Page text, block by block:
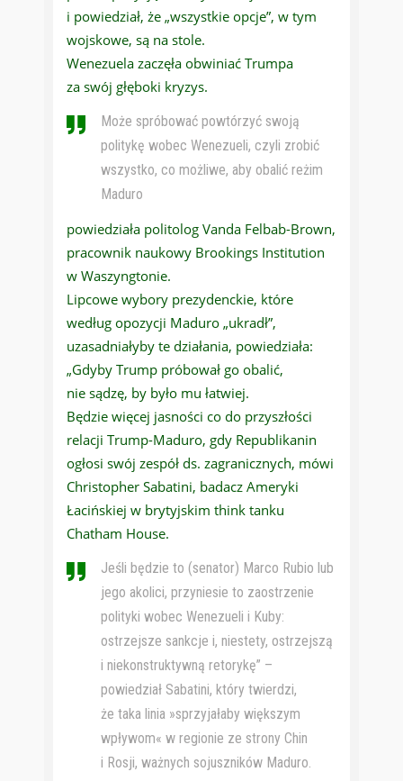
i powiedział, że „wszystkie opcje”, w tym
wojskowe, są na stole.
Wenezuela zaczęła obwiniać Trumpa
za swój głęboki kryzys.
Może spróbować powtórzyć swoją
politykę wobec Wenezueli, czyli zrobić
wszystko, co możliwe, aby obalić reżim
Maduro
powiedziała politolog Vanda Felbab-Brown,
pracownik naukowy Brookings Institution
w Waszyngtonie.
Lipcowe wybory prezydenckie, które
według opozycji Maduro „ukradł”,
uzasadniałyby te działania, powiedziała:
„Gdyby Trump próbował go obalić,
nie sądzę, by było mu łatwiej.
Będzie więcej jasności co do przyszłości
relacji Trump-Maduro, gdy Republikanin
ogłosi swój zespół ds. zagranicznych, mówi
Christopher Sabatini, badacz Ameryki
Łacińskiej w brytyjskim think tanku
Chatham House.
Jeśli będzie to (senator) Marco Rubio lub
jego akolici, przyniesie to zaostrzenie
polityki wobec Wenezueli i Kuby:
ostrzejsze sankcje i, niestety, ostrzejszą
i niekonstruktywną retorykę” –
powiedział Sabatini, który twierdzi,
że taka linia »sprzyjałaby większym
wpływom« w regionie ze strony Chin
i Rosji, ważnych sojuszników Maduro.